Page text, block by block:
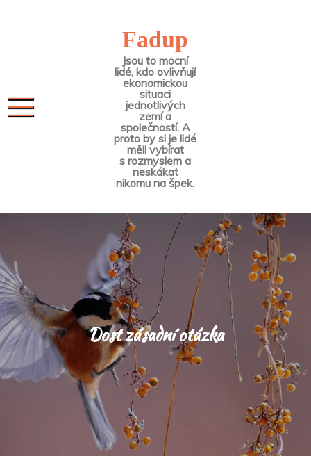
Fadup
Jsou to mocní
lidé, kdo ovlivňují
ekonomickou
situaci
jednotlivých
zemí a
společností. A
proto by si je lidé
měli vybírat
s rozmyslem a
neskákat
nikomu na špek.
Dost zásadní otázka